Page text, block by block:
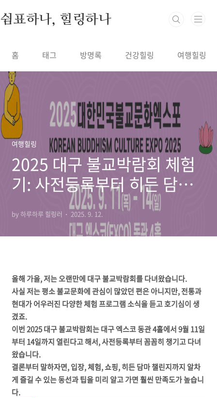
쉼표하나, 힐링하나
홈 태그 방명록 건강힐링 여행힐링
여행힐링
2025 대구 불교박람회 체험
기: 사전등록부터 히든 담마
까지 알차게 즐기는 법
by 하루하루 힐링러 2025. 9. 12.
올해 가을, 저는 오랜만에 대구 불교박람회를 다녀왔습니다.
사실 저는 평소 불교문화에 관심이 많았던 편은 아니지만, 전통과
현대가 어우러진 다양한 체험 프로그램 소식을 듣고 호기심이 생
겼죠.
이번 2025 대구 불교박람회는 대구 엑스코 동관 4홀에서 9월 11일
부터 14일까지 열린다고 해서, 사전등록부터 꼼꼼히 챙기고 다녀
왔습니다.
결론부터 말하자면, 입장, 체험, 쇼핑, 히든 담마 챌린지까지 알차
게 즐길 수 있는 동선과 팁을 미리 알고 가면 훨씬 만족도가 높습니
다.